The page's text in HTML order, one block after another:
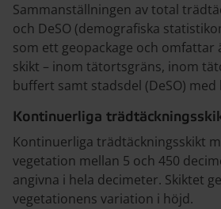
Sammanställningen av total
och DeSO (demografiska
som ett geopackage och omfattar
skikt – inom tätortsgräns, inom
buffert samt stadsdel (DeSO)
Kontinuerliga
Kontinuerliga trädtäckningsskikt
vegetation mellan 5 och 450
angivna i hela decimeter. Skiktet
vegetationens variation i höjd.